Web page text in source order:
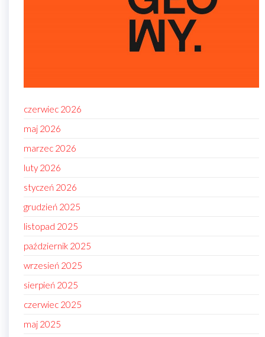
czerwiec 2026
maj 2026
marzec 2026
luty 2026
styczeń 2026
grudzień 2025
listopad 2025
październik 2025
wrzesień 2025
sierpień 2025
czerwiec 2025
maj 2025